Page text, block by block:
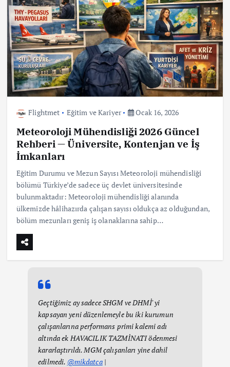
Flightmet Eğitim ve Kariyer Ocak 16, 2026
Meteoroloji Mühendisliği 2026 Güncel
Rehberi — Üniversite, Kontenjan ve İş
İmkanları
Eğitim Durumu ve Mezun Sayısı Meteoroloji mühendisliği
bölümü Türkiye’de sadece üç devlet üniversitesinde
bulunmaktadır: Meteoroloji mühendisliği alanında
ülkemizde hâlihazırda çalışan sayısı oldukça az olduğundan,
bölüm mezunları geniş iş olanaklarına sahip…
Geçtiğimiz ay sadece SHGM ve DHMİ' yi
kapsayan yeni düzenlemeyle bu iki kurumun
çalışanlarına performans primi kalemi adı
altında ek HAVACILIK TAZMİNATI ödenmesi
kararlaştırıldı. MGM çalışanları yine dahil
edilmedi. @mikdatca|